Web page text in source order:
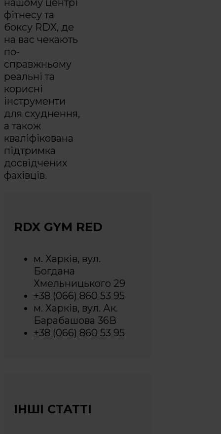
фітнесу та
боксу RDX, де
на вас чекають
по-
справжньому
реальні та
корисні
інструменти
для схуднення,
а також
кваліфікована
підтримка
досвідчених
фахівців.
RDX GYM RED
м. Харків, вул.
Богдана
Хмельницького 29
+38 (066) 860 53 95
м. Харків, вул. Ак.
Барабашова 36В
+38 (066) 860 53 95
ІНШІ СТАТТІ